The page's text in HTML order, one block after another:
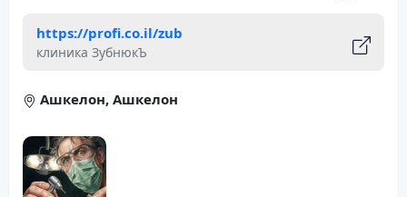
https://profi.co.il/zub
клиника ЗубнюкЪ
Ашкелон, Ашкелон